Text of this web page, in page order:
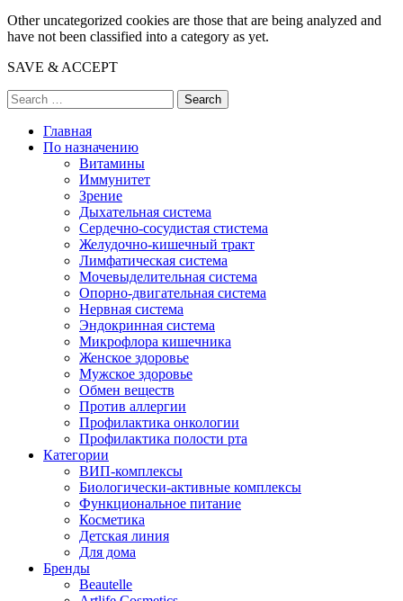
Other uncategorized cookies are those that are being analyzed and
have not been classified into a category as yet.
SAVE & ACCEPT
Search
Главная
По назначению
Витамины
Иммунитет
Зрение
Дыхательная система
Сердечно-сосудистая стистема
Желудочно-кишечный тракт
Лимфатическая система
Мочевыделительная система
Опорно-двигательная система
Нервная система
Эндокринная система
Микрофлора кишечника
Женское здоровье
Мужское здоровье
Обмен веществ
Против аллергии
Профилактика онкологии
Профилактика полости рта
Категории
ВИП-комплексы
Биологически-активные комплексы
Функциональное питание
Косметика
Детская линия
Для дома
Бренды
Beautelle